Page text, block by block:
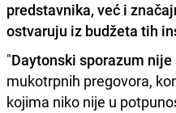
predstavnika, već i
ostvaruju iz budžeta tih
"Daytonski sporazum
mukotrpnih pregovora,
kojima niko nije u